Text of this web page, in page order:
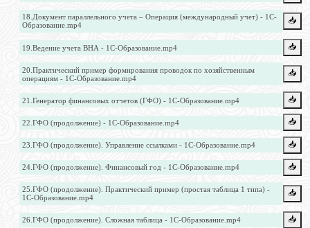
18.Документ параллельного учета – Операция (международный учет) - 1С-
Образование.mp4
📥️
19.Ведение учета ВНА - 1С-Образование.mp4 📥️
20.Практический пример формирования проводок по хозяйственным
операциям - 1С-Образование.mp4
📥️
21.Генератор финансовых отчетов (ГФО) - 1С-Образование.mp4 📥️
22.ГФО (продолжение) - 1С-Образование.mp4 📥️
23.ГФО (продолжение). Управление ссылками - 1С-Образование.mp4 📥️
24.ГФО (продолжение). Финансовый год - 1С-Образование.mp4 📥️
25.ГФО (продолжение). Практический пример (простая таблица 1 типа) -
1С-Образование.mp4
📥️
26.ГФО (продолжение). Сложная таблица - 1С-Образование.mp4 📥️